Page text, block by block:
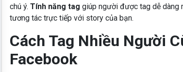
chú ý. Tính năng tag giúp người được tag dễ dàng
tương tác trực tiếp với story của bạn.
Cách Tag Nhiều Người
Facebook